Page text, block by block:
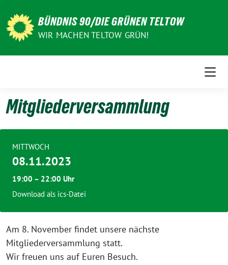
zum
Inhalt
BÜNDNIS 90/DIE GRÜNEN TELTOW
WIR MACHEN TELTOW GRÜN!
Mitgliederversammlung
Am 8. November findet unsere nächste
Mitgliederversammlung statt.
Wir freuen uns auf Euren Besuch.
MITTWOCH
08.11.2023
19:00 – 22:00 Uhr
Download als ics-Datei